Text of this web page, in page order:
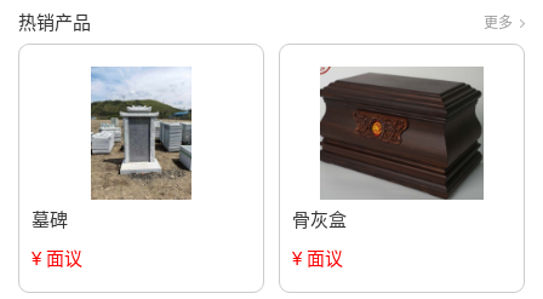
热销产品 更多
墓碑
¥ 面议
骨灰盒
¥ 面议